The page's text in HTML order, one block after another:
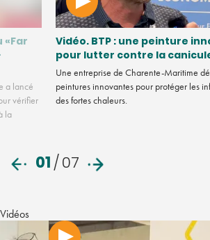
«Far
a lancé
vérifier
la
Vidéo. BTP : une peinture
pour lutter contre la
Une entreprise de Charente-Maritime
peintures innovantes pour protéger les
des fortes chaleurs.
01/07
Vidéos